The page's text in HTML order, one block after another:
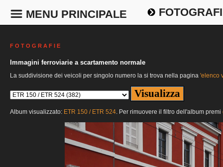
MENU PRINCIPALE
F O T O G R A F I E
Immagini ferroviarie a scartamento normale
La suddivisione dei veicoli per singolo numero la si trova nella pagina 'elenco
Album visualizzato: ETR 150 / ETR 524. Per rimuovere il filtro dell'album premi